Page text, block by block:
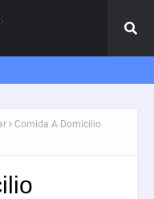
Comida A Domicilio